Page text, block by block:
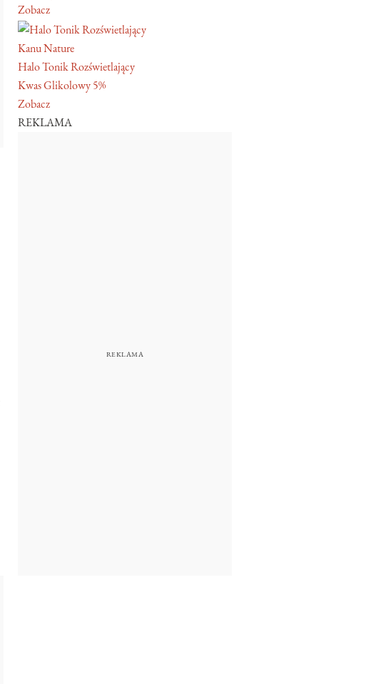
Zobacz
Kanu Nature
Halo Tonik Rozświetlający
Kwas Glikolowy 5%
Zobacz
REKLAMA